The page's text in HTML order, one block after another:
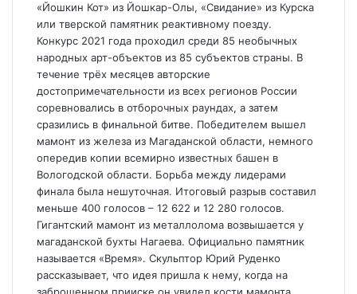
«Йошкин Кот» из Йошкар-Олы, «Свидание» из Курска
или тверской памятник реактивному поезду.
Конкурс 2021 года проходил среди 85 необычных
народных арт-объектов из 85 субъектов страны. В
течение трёх месяцев авторские
достопримечательности из всех регионов России
соревновались в отборочных раундах, а затем
сразились в финальной битве. Победителем вышел
мамонт из железа из Магаданской области, немного
опередив копии всемирно известных башен в
Вологодской области. Борьба между лидерами
финала была нешуточная. Итоговый разрыв составил
меньше 400 голосов – 12 622 и 12 280 голосов.
Гигантский мамонт из металлолома возвышается у
магаданской бухты Нагаева. Официально памятник
называется «Время». Скульптор Юрий Руденко
рассказывает, что идея пришла к нему, когда на